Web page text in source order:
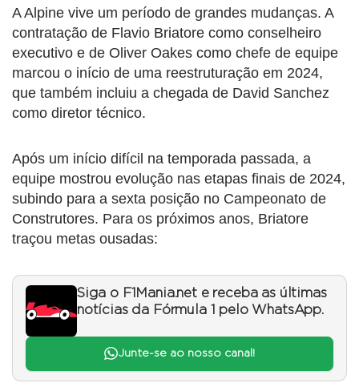
A Alpine vive um período de grandes mudanças. A
contratação de Flavio Briatore como conselheiro
executivo e de Oliver Oakes como chefe de equipe
marcou o início de uma reestruturação em 2024,
que também incluiu a chegada de David Sanchez
como diretor técnico.
Após um início difícil na temporada passada, a
equipe mostrou evolução nas etapas finais de 2024,
subindo para a sexta posição no Campeonato de
Construtores. Para os próximos anos, Briatore
traçou metas ousadas:
Siga o F1Mania.net e receba as últimas
notícias da Fórmula 1 pelo WhatsApp.
Junte-se ao nosso canal!